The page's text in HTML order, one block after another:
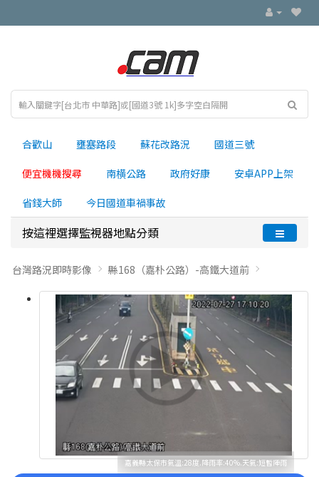
合歡山 壅塞路段 蘇花改路況 國道三號
便宜機機搜尋 南横公路 政府好康 安卓APP上架
省錢大師 今日國道車禍事故
按這裡選擇監視器地點分類
台灣路況即時影像 縣168（嘉朴公路）-高鐵大道前
嘉義縣太保市氣溫:28度.降雨率:40%.天氣:短暫陣雨